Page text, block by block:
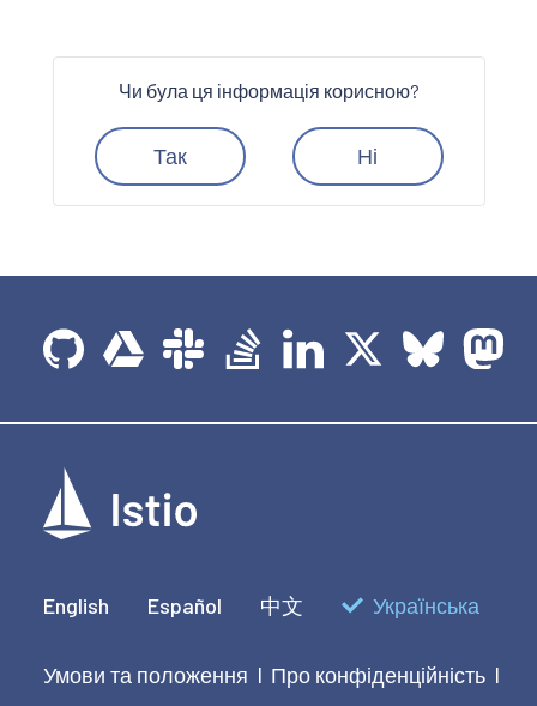
Чи була ця інформація корисною?
Так Ні
English Español 中文 Українська
Умови та положення | Про конфіденційність |